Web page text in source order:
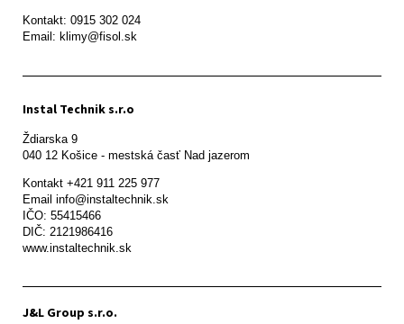
Kontakt: 0915 302 024
Email: klimy@fisol.sk
Instal Technik s.r.o
Ždiarska 9
Kontakt +421 911 225 977
Email info@instaltechnik.sk
IČO: 55415466
DIČ: 2121986416
www.instaltechnik.sk
J&L Group s.r.o.